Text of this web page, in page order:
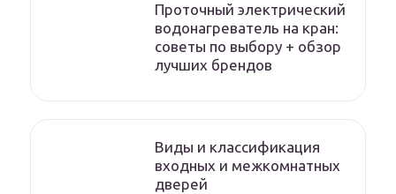
Проточный электрический
водонагреватель на кран:
советы по выбору + обзор
лучших брендов
Виды и классификация
входных и межкомнатных
дверей